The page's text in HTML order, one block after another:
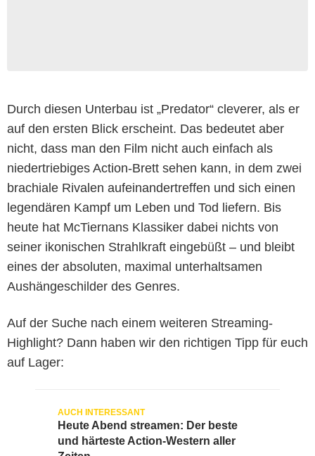
Durch diesen Unterbau ist „Predator“ cleverer, als er
auf den ersten Blick erscheint. Das bedeutet aber
nicht, dass man den Film nicht auch einfach als
niedertriebiges Action-Brett sehen kann, in dem zwei
brachiale Rivalen aufeinandertreffen und sich einen
legendären Kampf um Leben und Tod liefern. Bis
heute hat McTiernans Klassiker dabei nichts von
seiner ikonischen Strahlkraft eingebüßt – und bleibt
eines der absoluten, maximal unterhaltsamen
Aushängeschilder des Genres.
Auf der Suche nach einem weiteren Streaming-
Highlight? Dann haben wir den richtigen Tipp für euch
auf Lager:
Heute Abend streamen: Der beste
und härteste Action-Western aller